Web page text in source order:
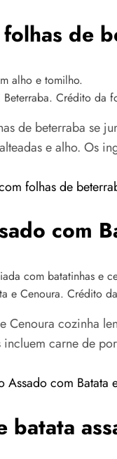
de
Crédito da
de beterraba se
e alho. Os
folhas de
com
e Cenoura. Crédito
Cenoura cozinha
carne de
Assado com Batata
batata